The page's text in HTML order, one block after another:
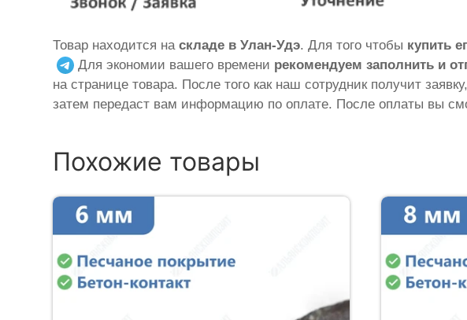
Товар находится наскладе в Улан-Удэ. Для того чтобы купить
Для экономии вашего времени рекомендуем заполнить и
на странице товара. После того как наш сотрудник получит
затем передаст вам информацию по оплате. После оплаты вы
Похожие товары